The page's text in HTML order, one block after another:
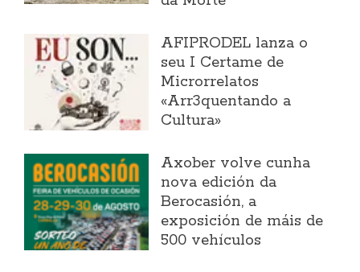
AFIPRODEL lanza o
seu I Certame de
Microrrelatos
«Arr3quentando a
Cultura»
Axober volve cunha
nova edición da
Berocasión, a
exposición de máis de
500 vehículos